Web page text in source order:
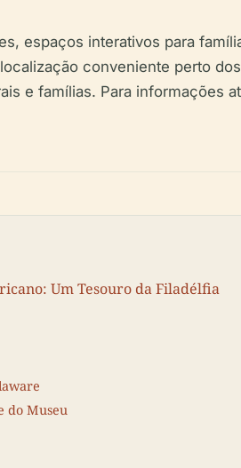
espaços interativos para
conveniente perto
e famílias. Para informações
Um Tesouro da Filadélfia
do Museu